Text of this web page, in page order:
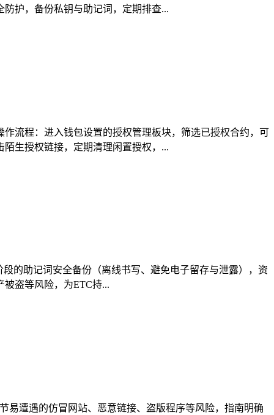
护，备份私钥与助记词，定期排查...
流程：进入钱包设置的授权管理板块，筛选已授权合约，可
生授权链接，定期清理闲置授权，...
的助记词安全备份（离线书写、避免电子留存与泄露），资
盗等风险，为ETC持...
易遭遇的仿冒网站、恶意链接、盗版程序等风险，指南明确